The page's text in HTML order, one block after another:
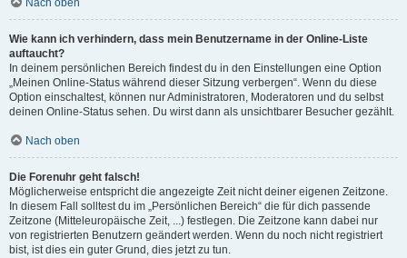
Nach oben
Wie kann ich verhindern, dass mein Benutzername in der Online-Liste
auftaucht?
In deinem persönlichen Bereich findest du in den Einstellungen eine Option
„Meinen Online-Status während dieser Sitzung verbergen“. Wenn du diese
Option einschaltest, können nur Administratoren, Moderatoren und du selbst
deinen Online-Status sehen. Du wirst dann als unsichtbarer Besucher gezählt.
Nach oben
Die Forenuhr geht falsch!
Möglicherweise entspricht die angezeigte Zeit nicht deiner eigenen Zeitzone.
In diesem Fall solltest du im „Persönlichen Bereich“ die für dich passende
Zeitzone (Mitteleuropäische Zeit, ...) festlegen. Die Zeitzone kann dabei nur
von registrierten Benutzern geändert werden. Wenn du noch nicht registriert
bist, ist dies ein guter Grund, dies jetzt zu tun.